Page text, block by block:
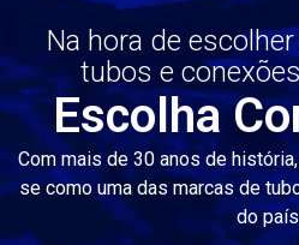
Na hora de
tubos e
Escolha
Com mais de 30 anos de
se como uma das marcas de
do